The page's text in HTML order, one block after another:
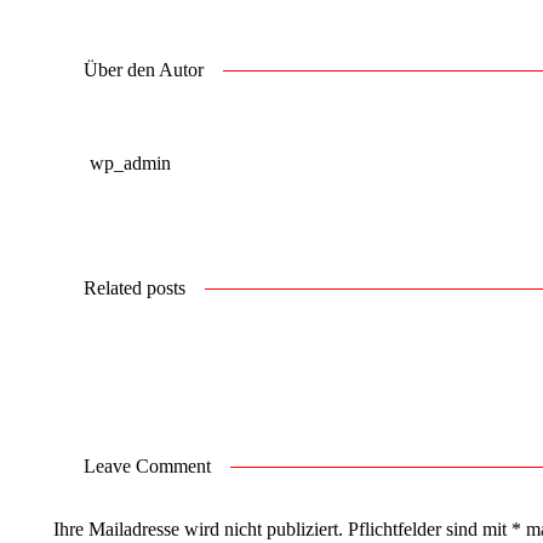
Über den Autor
wp_admin
Related posts
Leave Comment
Ihre Mailadresse wird nicht publiziert. Pflichtfelder sind mit *